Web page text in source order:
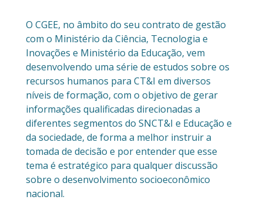
O CGEE, no âmbito do seu contrato de gestão
com o Ministério da Ciência, Tecnologia e
Inovações e Ministério da Educação, vem
desenvolvendo uma série de estudos sobre os
recursos humanos para CT&I em diversos
níveis de formação, com o objetivo de gerar
informações qualificadas direcionadas a
diferentes segmentos do SNCT&I e Educação e
da sociedade, de forma a melhor instruir a
tomada de decisão e por entender que esse
tema é estratégico para qualquer discussão
sobre o desenvolvimento socioeconômico
nacional.